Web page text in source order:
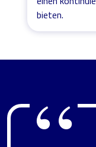
bieten.